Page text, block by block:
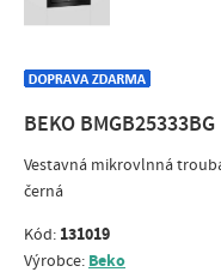
BEKO BMGB25333BG
Vestavná mikrovlnná
černá
Kód: 131019
Výrobce: Beko